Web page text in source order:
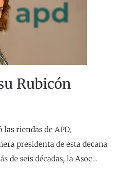
Rubicón
las riendas de APD,
presidenta de esta decana
de seis décadas, la Asoc…